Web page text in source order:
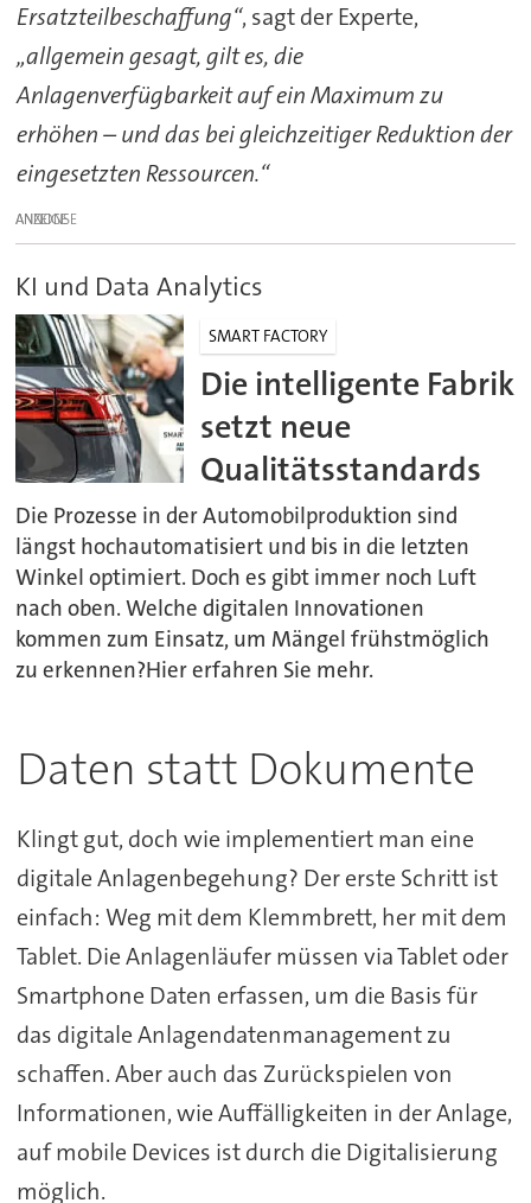
Ersatzteilbeschaffung“, sagt der Experte,
„allgemein gesagt, gilt es, die
Anlagenverfügbarkeit auf ein Maximum zu
erhöhen – und das bei gleichzeitiger Reduktion der
eingesetzten Ressourcen.“
ANZEIGE
KI und Data Analytics
SMART FACTORY
Die intelligente Fabrik
setzt neue
Qualitätsstandards
Die Prozesse in der Automobilproduktion sind
längst hochautomatisiert und bis in die letzten
Winkel optimiert. Doch es gibt immer noch Luft
nach oben. Welche digitalen Innovationen
kommen zum Einsatz, um Mängel frühstmöglich
zu erkennen?Hier erfahren Sie mehr.
Daten statt Dokumente
Klingt gut, doch wie implementiert man eine
digitale Anlagenbegehung? Der erste Schritt ist
einfach: Weg mit dem Klemmbrett, her mit dem
Tablet. Die Anlagenläufer müssen via Tablet oder
Smartphone Daten erfassen, um die Basis für
das digitale Anlagendatenmanagement zu
schaffen. Aber auch das Zurückspielen von
Informationen, wie Auffälligkeiten in der Anlage,
auf mobile Devices ist durch die Digitalisierung
möglich.